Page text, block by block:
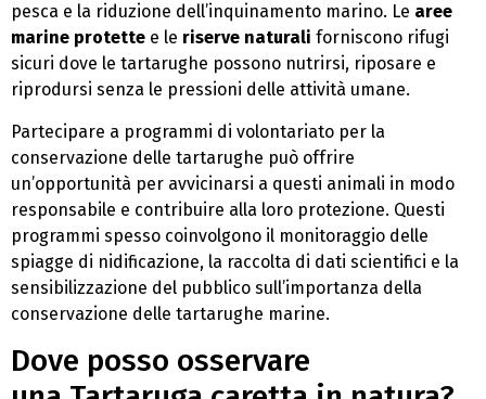
pesca e la riduzione dell’inquinamento marino. Le aree
marine protette e le riserve naturali forniscono rifugi
sicuri dove le tartarughe possono nutrirsi, riposare e
riprodursi senza le pressioni delle attività umane.
Partecipare a programmi di volontariato per la
conservazione delle tartarughe può offrire
un’opportunità per avvicinarsi a questi animali in modo
responsabile e contribuire alla loro protezione. Questi
programmi spesso coinvolgono il monitoraggio delle
spiagge di nidificazione, la raccolta di dati scientifici e la
sensibilizzazione del pubblico sull’importanza della
conservazione delle tartarughe marine.
Dove posso osservare